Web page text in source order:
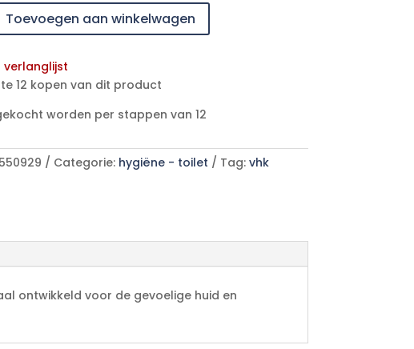
Toevoegen aan winkelwagen
12 kopen van dit product
worden per stappen van 12
Categorie: hygiëne - toilet Tag: vhk
ontwikkeld voor de gevoelige huid en